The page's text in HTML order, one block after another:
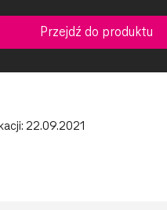
Przejdź do produktu
22.09.2021